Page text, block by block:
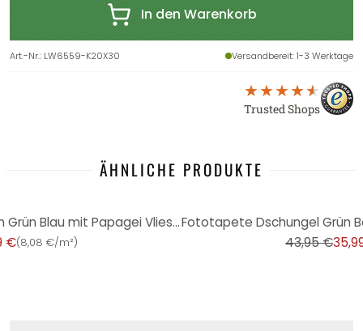
In den Warenkorb
Art.-Nr.: LW6559-K20X30 Versandbereit: 1-3 Werktage
Trusted Shops
ÄHNLICHE PRODUKTE
Fototapete Dschungel Palmen Grün Blau mit Papagei Vliestapete Wohnzimmer
€(8,08 €/m²) 43,95 €